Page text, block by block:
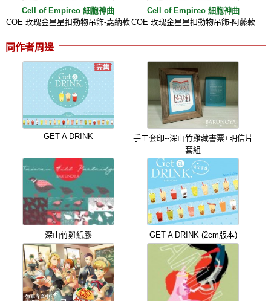
Cell of Empireo 細胞神曲
COE 玫瑰金星星扣動物吊飾-嘉納款
Cell of Empireo 細胞神曲
COE 玫瑰金星星扣動物吊飾-阿藤款
同作者周邊
GET A DRINK
手工套印--深山竹雞藏書票+明信片
套組
深山竹雞紙膠 GET A DRINK (2cm版本)